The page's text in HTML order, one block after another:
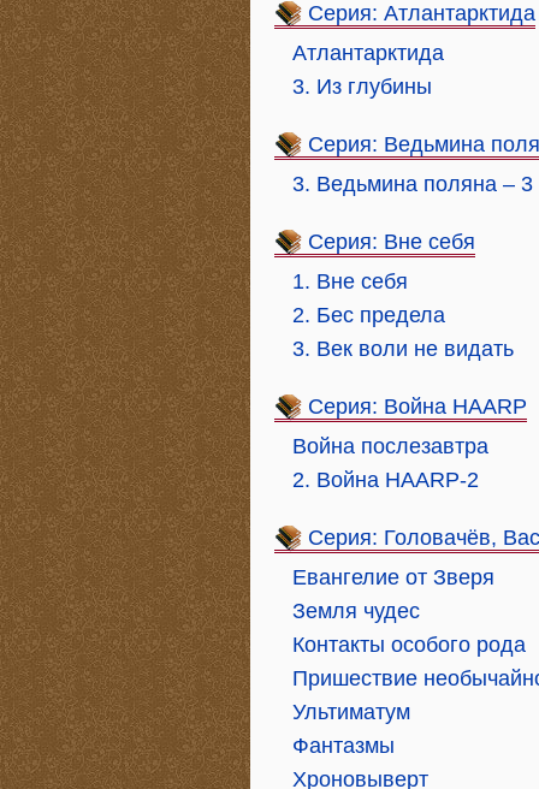
Серия: Атлантарктида
Атлантарктида
3. Из глубины
Серия: Ведьмина
3. Ведьмина поляна – 3
Серия: Вне себя
1. Вне себя
2. Бес предела
3. Век воли не видать
Серия: Война HAARP
Война послезавтра
2. Война HAARP-2
Серия: Головачёв,
Евангелие от Зверя
Земля чудес
Контакты особого рода
Пришествие
Ультиматум
Фантазмы
Хроновыверт